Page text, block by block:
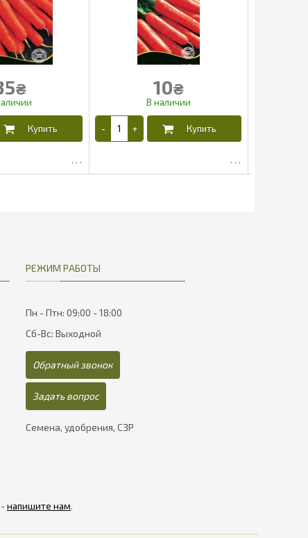
₴ 10₴
РЕЖИМ РАБОТЫ
Пн - Птн: 09:00 - 18:00
Сб-Вс: Выходной
Обратный звонок
Задать вопрос
Семена, удобрения, СЗР
напишите нам.